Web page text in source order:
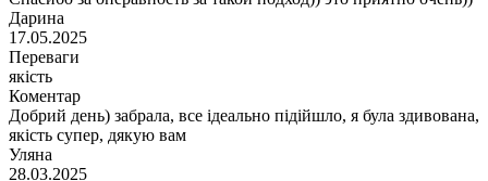
Дарина
17.05.2025
Переваги
якість
Коментар
Добрий день) забрала, все ідеально підійшло, я була здивована,
якість супер, дякую вам
Уляна
28.03.2025